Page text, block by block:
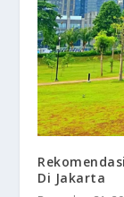
Di Jakarta